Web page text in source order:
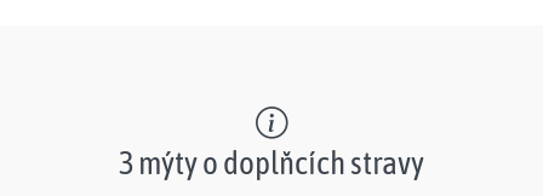
3 mýty o doplňcích stravy